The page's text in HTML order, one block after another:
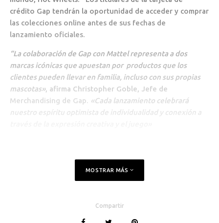
crédito Gap tendrán la oportunidad de acceder y comprar
las colecciones online antes de sus fechas de
lanzamiento oficiales.
“La colaboración de Gap con Mattel representa a dos
marcas icónicas que apuestan por productos que los
clientes pueden llevar en familia, incluso con sus propias
mascotas», afirma Christopher Goble, Jefe de
Merchandising de Gap. «Cada lanzamiento celebrará
nuestro espíritu optimista de individualidad y conexión a
MOSTRAR MÁS
Compartir